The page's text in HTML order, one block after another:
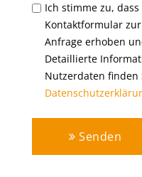
Ich stimme zu,
Kontaktformular
Anfrage erhoben
Detaillierte
Nutzerdaten finden
Senden